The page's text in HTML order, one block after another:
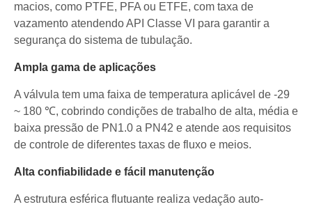
macios, como PTFE, PFA ou ETFE, com taxa de
vazamento atendendo API Classe VI para garantir a
segurança do sistema de tubulação.
Ampla gama de aplicações
A válvula tem uma faixa de temperatura aplicável de -29
~ 180 ℃, cobrindo condições de trabalho de alta, média e
baixa pressão de PN1.0 a PN42 e atende aos requisitos
de controle de diferentes taxas de fluxo e meios.
Alta confiabilidade e fácil manutenção
A estrutura esférica flutuante realiza vedação auto-